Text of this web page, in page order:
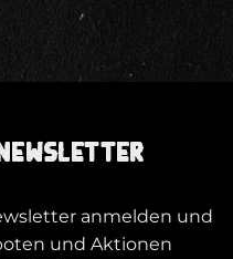
anmelden und
und Aktionen